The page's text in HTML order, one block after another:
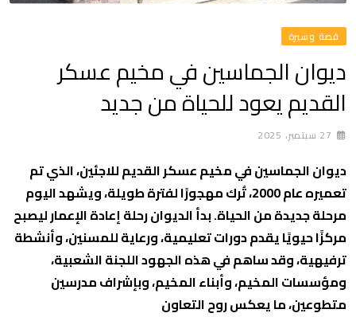
قصة وسيرة
ديوان الجماسين في مخيم عسكر
القديم يعود للحياة من جديد
27 سبتمبر، 2025
ديوان الجماسين في مخيم عسكر القديم للاجئين، الذي تم
تعميره عام 2000، تُرك مهجورًا لفترة طويلة، ويشهد اليوم
مرحلة جديدة من الحياة. بدأ الديوان رحلة إعادة الإعمار ليصبح
مركزًا حيويًا يقدم دورات تعليمية، ورعاية للمسنين، وأنشطة
ترفيهية، وقد ساهم في هذه الجهود اللجنة الشعبية،
ومؤسسات المخيم، وأبناء المخيم، وبإشراف مدرسين
متطوعين، ما يعكس روح التعاون